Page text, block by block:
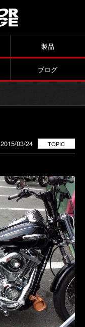
製品
ブログ
TOPIC
2015/03/24